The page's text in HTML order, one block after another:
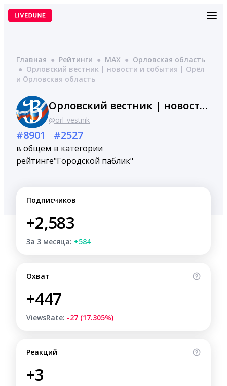
Перейти
Главная ● Рейтинги ● MAX ● Орловская область
● Орловский вестник | новости и события | Орёл
и Орловская область
Орловский вестник | новости и события | Орёл и Орловская область
@orl_vestnik
#8901
в общем
рейтинге
#2527
в категории
"Городской паблик"
Подписчиков
+2,583
За 3 месяца: +584
Охват
+447
ViewsRate: -27 (17.305%)
Реакций
+3